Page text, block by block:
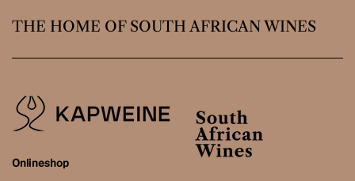
THE HOME OF SOUTH AFRICAN WINES
Onlineshop